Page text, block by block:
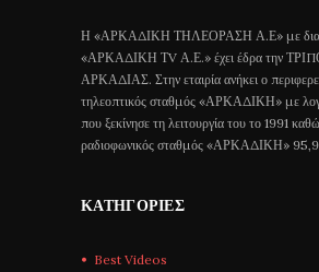
Η «ΑΡΚΑΔΙΚΗ ΤΗΛΕΟΡΑΣΗ Α.Ε» με
«ΑΡΚΑΔΙΚΗ ΤV Α.Ε.» έχει έδρα την
ΑΡΚΑΔΙΑΣ. Στην εταιρία ανήκει ο
τηλεοπτικός σταθμός «ΑΡΚΑΔΙΚΗ» με
που ξεκίνησε τη λειτουργία του το 1991
ραδιοφωνικός σταθμός «ΑΡΚΑΔΙΚΗ»
ΚΑΤΗΓΟΡΊΕΣ
Best Videos